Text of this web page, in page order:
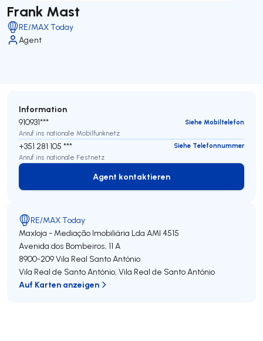
Frank Mast
RE/MAX Today
Agent
Information
910931***
Siehe Mobiltelefon
Anruf ins nationale Mobilfunknetz
+351 281 105 ***
Siehe Telefonnummer
Anruf ins nationale Festnetz
Agent kontaktieren
Agent kontaktieren
RE/MAX Today
Maxloja - Mediação Imobiliária Lda AMI 4515
Avenida dos Bombeiros, 11 A
8900-209Vila Real Santo António
Vila Real de Santo António, Vila Real de Santo António
Auf Karten anzeigen